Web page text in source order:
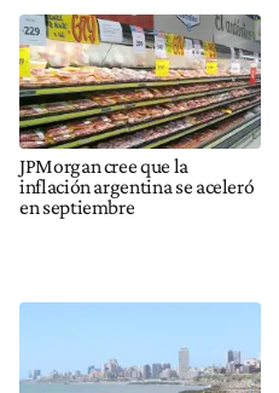
JPMorgan cree que la
inflación argentina se aceleró
en septiembre